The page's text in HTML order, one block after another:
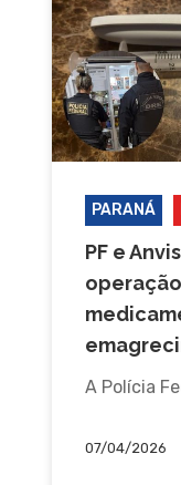
PARANÁ
PF e
A Polícia
07/04/2026